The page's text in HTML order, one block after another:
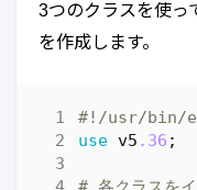
3つのクラスを使っ
を作成します。
#!/usr/bin/
use v5 .36 ;